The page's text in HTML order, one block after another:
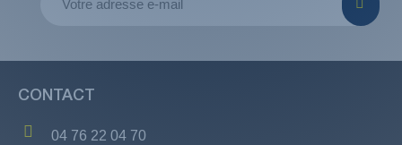
CONTACT
04 76 22 04 70